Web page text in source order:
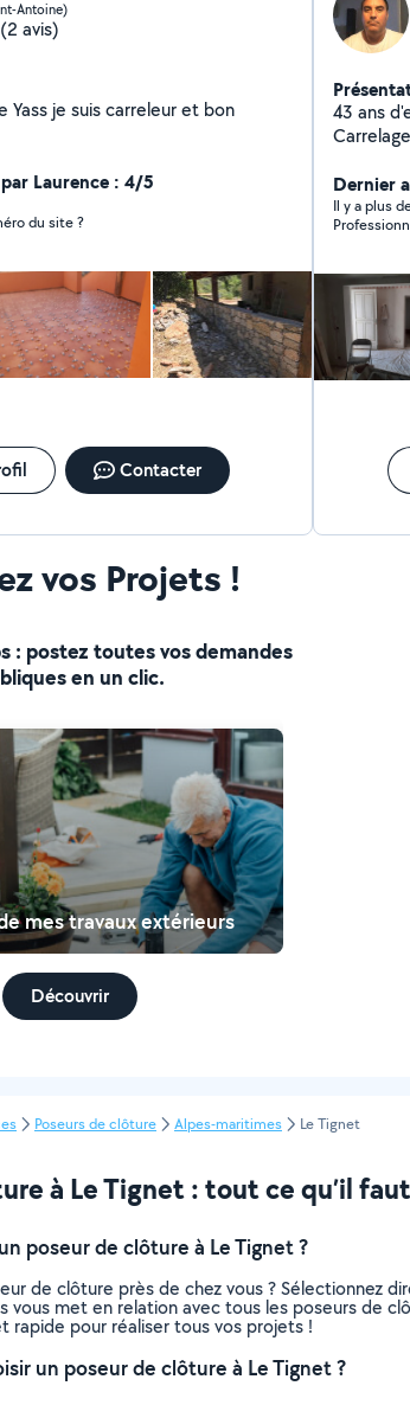
Antoine)
(2 avis)
Yass je suis carreleur et bon
Laurence : 4/5
du site ?
Contacter
43 ans d'expérience en maçonnerie générale.
avec
monter
Dernier
Il y a plus
vos Projets !
: postez toutes vos demandes
en un clic.
mes travaux extérieurs
Découvrir
Poseurs de clôture Alpes-maritimes Le Tignet
à Le Tignet : tout ce qu’il
poseur de clôture à Le Tignet ?
de clôture près de chez vous ?
vous met en relation avec tous les poseurs de
rapide pour réaliser tous vos projets !
un poseur de clôture à Le Tignet ?